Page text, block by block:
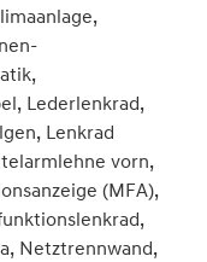
Lederlenkrad,
Lenkrad
vorn,
(MFA),
Netztrennwand,